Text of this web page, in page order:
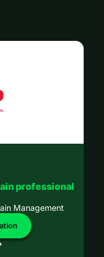
professional
Management